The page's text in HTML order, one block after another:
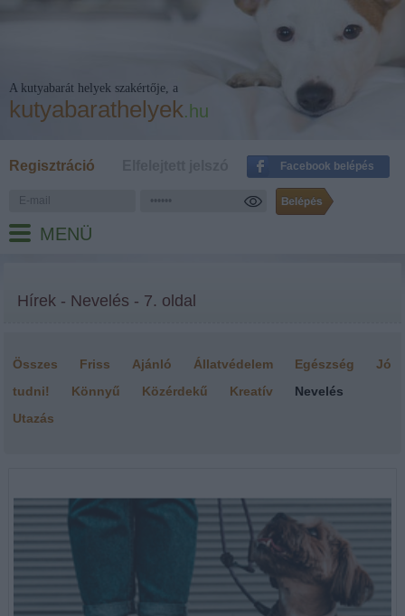
A kutyabarát helyek szakértője, a
kutyabarathelyek.hu
Regisztráció Facebook belépés
MENÜ
Hírek - Nevelés - 7. oldal
Összes Friss Ajánló Állatvédelem Egészség
Jó
tudni!
Könnyű Közérdekű Kreatív
Nevelés
Utazás